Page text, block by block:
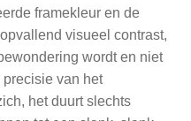
framekleur en de
visueel contrast,
wordt en niet
van het
het duurt slechts